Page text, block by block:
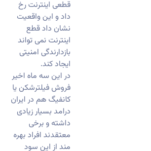
قطعی اینترنت رخ
داد و این واقعیت
نشان داد قطع
اینترنت نمی تواند
بازدارندگی امنیتی
ایجاد کند.
در این سه ماه اخیر
فروش فیلترشکن یا
کانفیگ هم در ایران
درامد بسیار زیادی
داشته و برخی
معتقدند افراد بهره
مند از این سود